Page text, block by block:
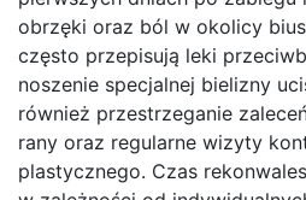
obrzęki oraz ból w okolicy
często przepisują leki
noszenie specjalnej bielizny
również przestrzeganie
rany oraz regularne wizyty
plastycznego. Czas